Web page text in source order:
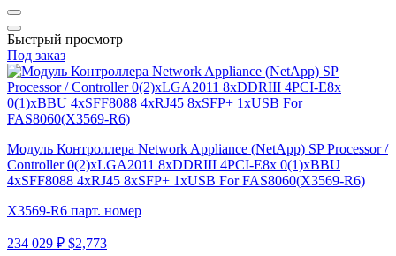
Быстрый просмотр
Под заказ
Модуль Контроллера Network Appliance (NetApp) SP Processor /
Controller 0(2)xLGA2011 8xDDRIII 4PCI-E8x 0(1)xBBU
4xSFF8088 4xRJ45 8xSFP+ 1xUSB For FAS8060(X3569-R6)
X3569-R6 парт. номер
234 029 ₽ $2,773